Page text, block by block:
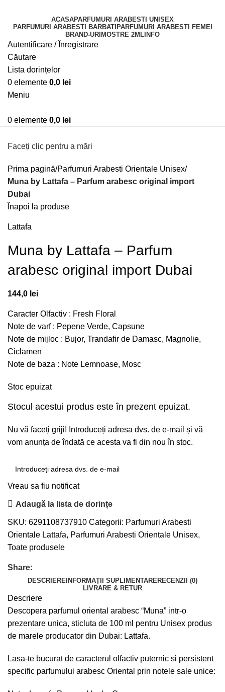
ACASAPARFUMURI ARABESTI UNISEX
PARFUMURI ARABESTI BARBATI PARFUMURI ARABESTI FEMEI
BRAND-URI MOSTRE 2ML INFO
Autentificare / Înregistrare
Căutare
Lista dorințelor
0 elemente 0,0 lei
Meniu
0 elemente 0,0 lei
Faceți clic pentru a mări
Prima pagină Parfumuri Arabesti Orientale Unisex
Muna by Lattafa – Parfum arabesc original import
Dubai
Înapoi la produse
Lattafa
Muna by Lattafa – Parfum
arabesc original import Dubai
144,0 lei
Caracter Olfactiv : Fresh Floral
Note de varf : Pepene Verde, Capsune
Note de mijloc : Bujor, Trandafir de Damasc, Magnolie,
Ciclamen
Note de baza : Note Lemnoase, Mosc
Stoc epuizat
Stocul acestui produs este în prezent epuizat.
Nu vă faceți griji! Introduceți adresa dvs. de e-mail și vă
vom anunța de îndată ce acesta va fi din nou în stoc.
Vreau sa fiu notificat
Adaugă la lista de dorințe
SKU: 6291108737910 Categorii: Parfumuri Arabesti
Orientale Lattafa, Parfumuri Arabesti Orientale Unisex,
Toate produsele
Share:
DESCRIERE INFORMAȚII SUPLIMENTARERECENZII (0)
LIVRARE & RETUR
Descriere
Descopera parfumul oriental arabesc “Muna” intr-o
prezentare unica, sticluta de 100 ml pentru Unisex produs
de marele producator din Dubai: Lattafa.
Lasa-te bucurat de caracterul olfactiv puternic si persistent
specific parfumului arabesc Oriental prin notele sale unice: